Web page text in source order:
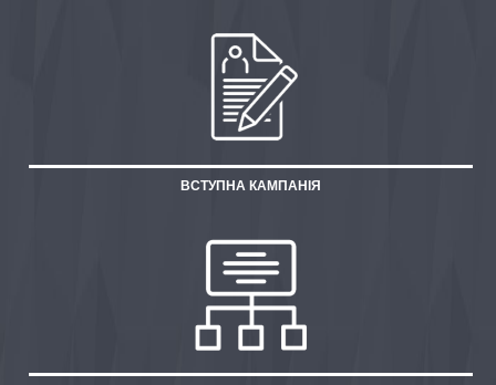
ВСТУПНА КАМПАНІЯ